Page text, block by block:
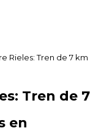
Rieles: Tren de 7 km
Tren de 7
en